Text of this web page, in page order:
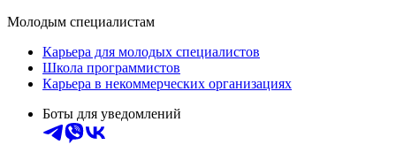
Молодым специалистам
Карьера для молодых специалистов
Школа программистов
Карьера в некоммерческих организациях
Боты для уведомлений